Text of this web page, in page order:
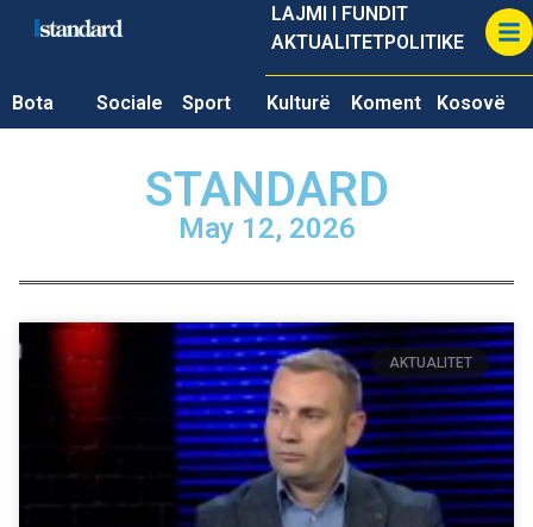
LAJMI I FUNDIT
AKTUALITETPOLITIKE
Bota Sociale Sport Kulturë Koment Kosovë
STANDARD
May 12, 2026
AKTUALITET